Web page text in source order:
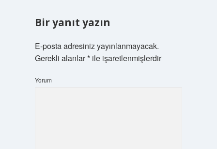
Bir yanıt yazın
E-posta adresiniz yayınlanmayacak.
Gerekli alanlar*ile işaretlenmişlerdir
Yorum